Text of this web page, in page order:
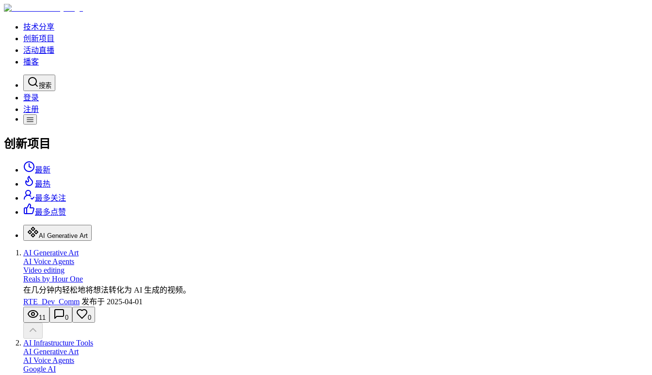
技术分享
创新项目
活动直播
播客
搜索
登录
注册
创新项目
最新
最热
最多关注
最多点赞
AI Generative Art
AI Generative Art
AI Voice Agents
Video editing
Reals by Hour One
在几分钟内轻松地将想法转化为 AI 生成的视频。
RTE_Dev_Comm 发布于 2025-04-01
11 0 0
AI Infrastructure Tools
AI Generative Art
AI Voice Agents
Google AI